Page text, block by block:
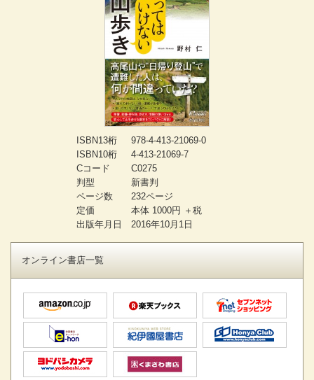
ISBN13桁
978-4-413-21069-0
ISBN10桁
4-413-21069-7
Cコード
C0275
判型
新書判
ページ数
232ページ
定価
本体 1000円 ＋税
出版年月日
2016年10月1日
オンライン書店一覧